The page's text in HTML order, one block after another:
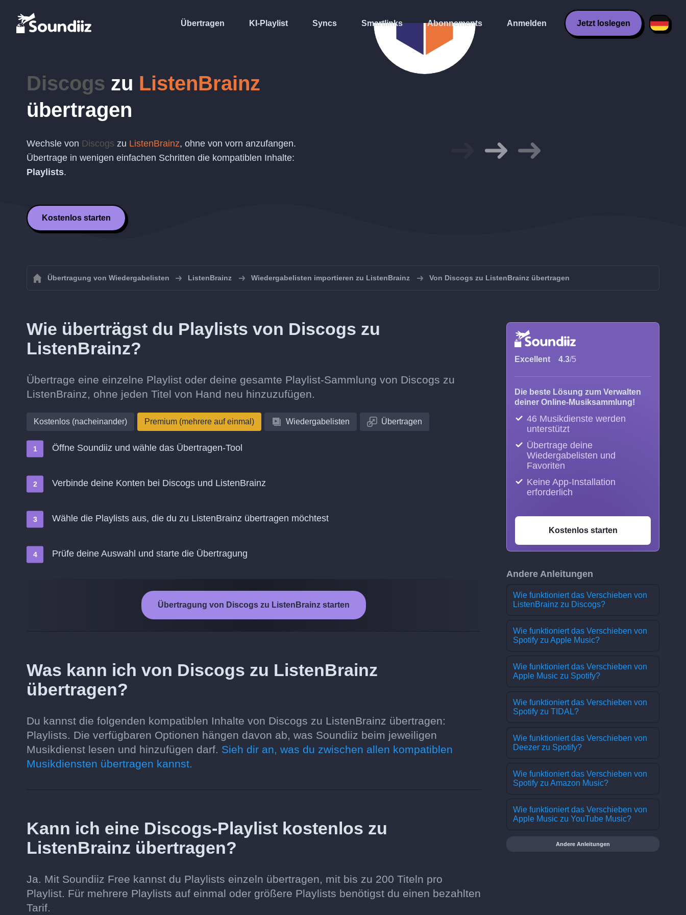
Übertragen KI-Playlist Syncs Smartlinks Abonnements Anmelden Jetzt loslegen
Discogs zu ListenBrainz
übertragen
Wechsle von Discogs zu ListenBrainz, ohne von vorn anzufangen.
Übertrage in wenigen einfachen Schritten die kompatiblen Inhalte:
Playlists.
Kostenlos starten
Übertragung von Wiedergabelisten ListenBrainz Wiedergabelisten importieren zu ListenBrainz Von Discogs zu ListenBrainz übertragen
Wie überträgst du Playlists von Discogs zu
ListenBrainz?
Übertrage eine einzelne Playlist oder deine gesamte Playlist-Sammlung von Discogs zu
ListenBrainz, ohne jeden Titel von Hand neu hinzuzufügen.
Kostenlos (nacheinander) Premium (mehrere auf einmal) Wiedergabelisten Übertragen
Öffne Soundiiz und wähle das Übertragen-Tool
Verbinde deine Konten bei Discogs und ListenBrainz
Wähle die Playlists aus, die du zu ListenBrainz übertragen möchtest
Prüfe deine Auswahl und starte die Übertragung
Übertragung von Discogs zu ListenBrainz starten
Was kann ich von Discogs zu ListenBrainz
übertragen?
Du kannst die folgenden kompatiblen Inhalte von Discogs zu ListenBrainz übertragen:
Playlists. Die verfügbaren Optionen hängen davon ab, was Soundiiz beim jeweiligen
Musikdienst lesen und hinzufügen darf. Sieh dir an, was du zwischen allen kompatiblen
Musikdiensten übertragen kannst.
Kann ich eine Discogs-Playlist kostenlos zu
ListenBrainz übertragen?
Ja. Mit Soundiiz Free kannst du Playlists einzeln übertragen, mit bis zu 200 Titeln pro
Playlist. Für mehrere Playlists auf einmal oder größere Playlists benötigst du einen bezahlten
Tarif.
Excellent 4.3/5
Die beste Lösung zum Verwalten
deiner Online-Musiksammlung!
46 Musikdienste werden
unterstützt
Übertrage deine
Wiedergabelisten und
Favoriten
Keine App-Installation
erforderlich
Kostenlos starten
Andere Anleitungen
Wie funktioniert das Verschieben von
ListenBrainz zu Discogs?
Wie funktioniert das Verschieben von
Spotify zu Apple Music?
Wie funktioniert das Verschieben von
Apple Music zu Spotify?
Wie funktioniert das Verschieben von
Spotify zu TIDAL?
Wie funktioniert das Verschieben von
Deezer zu Spotify?
Wie funktioniert das Verschieben von
Spotify zu Amazon Music?
Wie funktioniert das Verschieben von
Apple Music zu YouTube Music?
Andere Anleitungen